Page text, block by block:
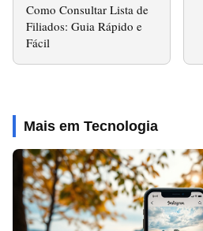
Como Consultar Lista de
Filiados: Guia Rápido e
Fácil
Mais em Tecnologia